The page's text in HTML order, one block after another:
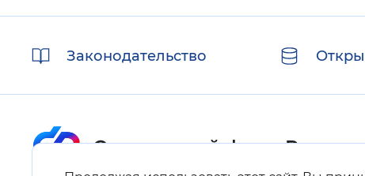
ссылкиЗаконодательство